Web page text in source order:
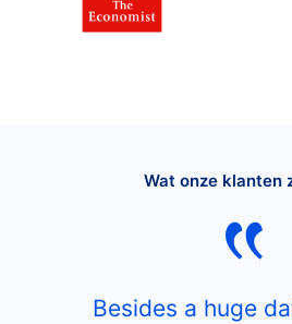
Wat onze klanten
Besides a huge